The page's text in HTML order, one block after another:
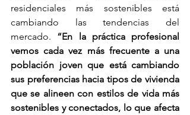
residenciales más sostenibles está
cambiando las tendencias del
mercado. “En la práctica profesional
vemos cada vez más frecuente a una
población joven que está cambiando
sus preferencias hacia tipos de vivienda
que se alineen con estilos de vida más
sostenibles y conectados, lo que afecta